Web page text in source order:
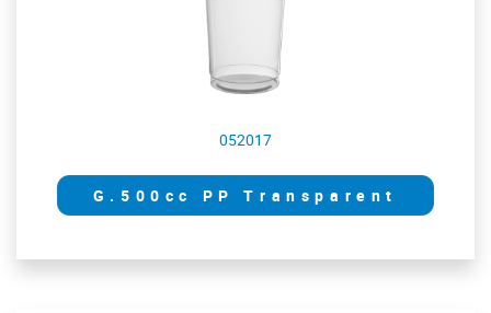
052017
G.500cc PP Transparent